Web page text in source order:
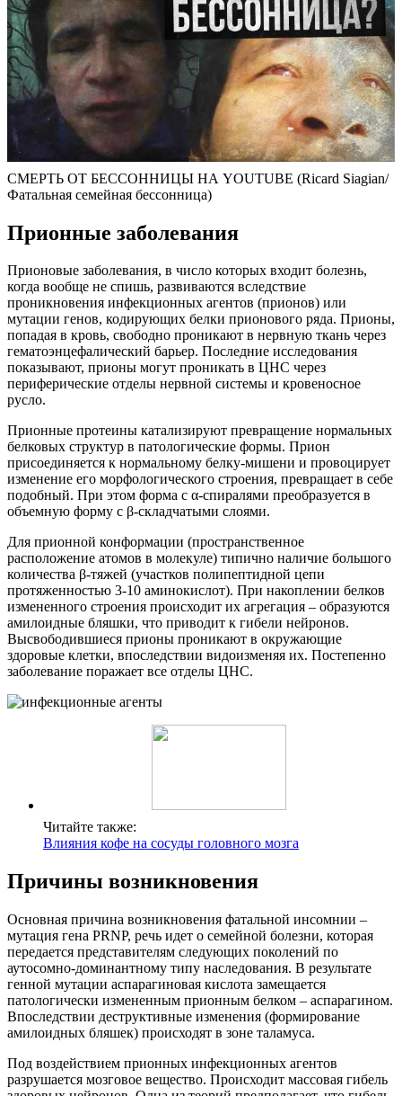
СМЕРТЬ ОТ БЕССОННИЦЫ НА YOUTUBE (Ricard Siagian/
Фатальная семейная бессонница)
Прионные заболевания
Прионовые заболевания, в число которых входит болезнь,
когда вообще не спишь, развиваются вследствие
проникновения инфекционных агентов (прионов) или
мутации генов, кодирующих белки прионового ряда. Прионы,
попадая в кровь, свободно проникают в нервную ткань через
гематоэнцефалический барьер. Последние исследования
показывают, прионы могут проникать в ЦНС через
периферические отделы нервной системы и кровеносное
русло.
Прионные протеины катализируют превращение нормальных
белковых структур в патологические формы. Прион
присоединяется к нормальному белку-мишени и провоцирует
изменение его морфологического строения, превращает в себе
подобный. При этом форма с α-спиралями преобразуется в
объемную форму с β-складчатыми слоями.
Для прионной конформации (пространственное
расположение атомов в молекуле) типично наличие большого
количества β-тяжей (участков полипептидной цепи
протяженностью 3-10 аминокислот). При накоплении белков
измененного строения происходит их агрегация – образуются
амилоидные бляшки, что приводит к гибели нейронов.
Высвободившиеся прионы проникают в окружающие
здоровые клетки, впоследствии видоизменяя их. Постепенно
заболевание поражает все отделы ЦНС.
Читайте также:
Влияния кофе на сосуды головного мозга
Причины возникновения
Основная причина возникновения фатальной инсомнии –
мутация гена PRNP, речь идет о семейной болезни, которая
передается представителям следующих поколений по
аутосомно-доминантному типу наследования. В результате
генной мутации аспарагиновая кислота замещается
патологически измененным прионным белком – аспарагином.
Впоследствии деструктивные изменения (формирование
амилоидных бляшек) происходят в зоне таламуса.
Под воздействием прионных инфекционных агентов
разрушается мозговое вещество. Происходит массовая гибель